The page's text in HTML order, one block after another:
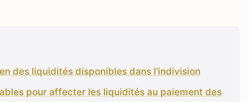
des liquidités disponibles dans l’indivision
pour affecter les liquidités au paiement des